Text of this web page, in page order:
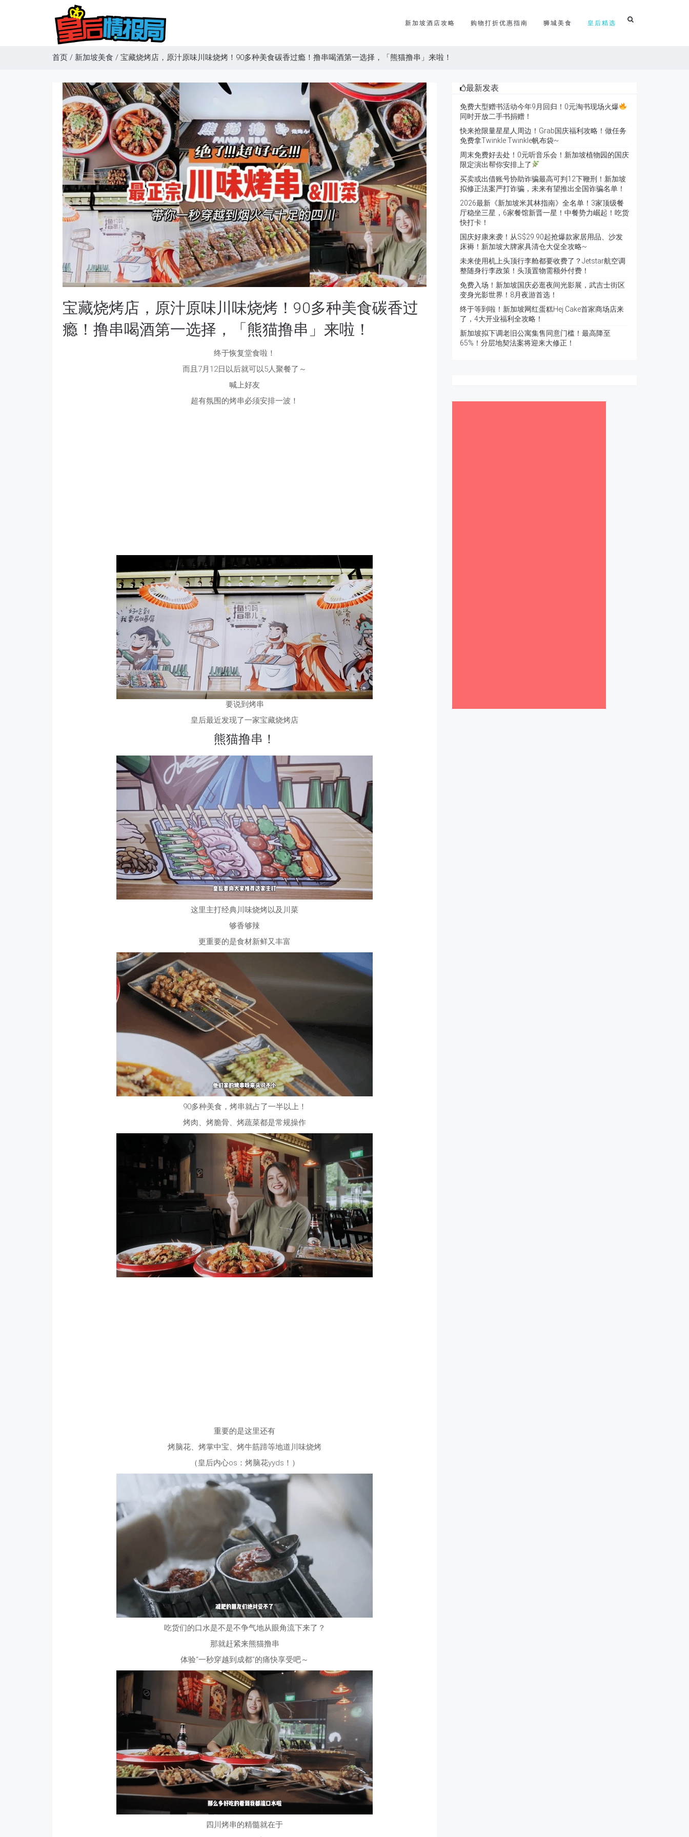
新加坡酒店攻略 购物打折优惠指南 狮城美食 皇后精选
首页 / 新加坡美食 / 宝藏烧烤店，原汁原味川味烧烤！90多种美食碳香过瘾！撸串喝酒第一选择，「熊猫撸串」来啦！
宝藏烧烤店，原汁原味川味烧烤！90多种美食碳香过
瘾！撸串喝酒第一选择，「熊猫撸串」来啦！
终于恢复堂食啦！
而且7月12日以后就可以5人聚餐了～
喊上好友
超有氛围的烤串必须安排一波！
要说到烤串
皇后最近发现了一家宝藏烧烤店
熊猫撸串！
这里主打经典川味烧烤以及川菜
够香够辣
更重要的是食材新鲜又丰富
90多种美食，烤串就占了一半以上！
烤肉、烤脆骨、烤蔬菜都是常规操作
重要的是这里还有
烤脑花、烤掌中宝、烤牛筋蹄等地道川味烧烤
（皇后内心os：烤脑花yyds！）
吃货们的口水是不是不争气地从眼角流下来了？
那就赶紧来熊猫撸串
体验“一秒穿越到成都”的痛快享受吧～
四川烤串的精髓就在于
最新发表
免费大型赠书活动今年9月回归！0元淘书现场火爆
同时开放二手书捐赠！
快来抢限量星星人周边！Grab国庆福利攻略！做任务
免费拿Twinkle Twinkle帆布袋~
周末免费好去处！0元听音乐会！新加坡植物园的国庆
限定演出帮你安排上了
买卖或出借账号协助诈骗最高可判12下鞭刑！新加坡
拟修正法案严打诈骗，未来有望推出全国诈骗名单！
2026最新《新加坡米其林指南》全名单！3家顶级餐
厅稳坐三星，6家餐馆新晋一星！中餐势力崛起！吃货
快打卡！
国庆好康来袭！从S$29.90起抢爆款家居用品、沙发
床褥！新加坡大牌家具清仓大促全攻略~
未来使用机上头顶行李舱都要收费了？Jetstar航空调
整随身行李政策！头顶置物需额外付费！
免费入场！新加坡国庆必逛夜间光影展，武吉士街区
变身光影世界！8月夜游首选！
终于等到啦！新加坡网红蛋糕Hej Cake首家商场店来
了，4大开业福利全攻略！
新加坡拟下调老旧公寓集售同意门槛！最高降至
65%！分层地契法案将迎来大修正！